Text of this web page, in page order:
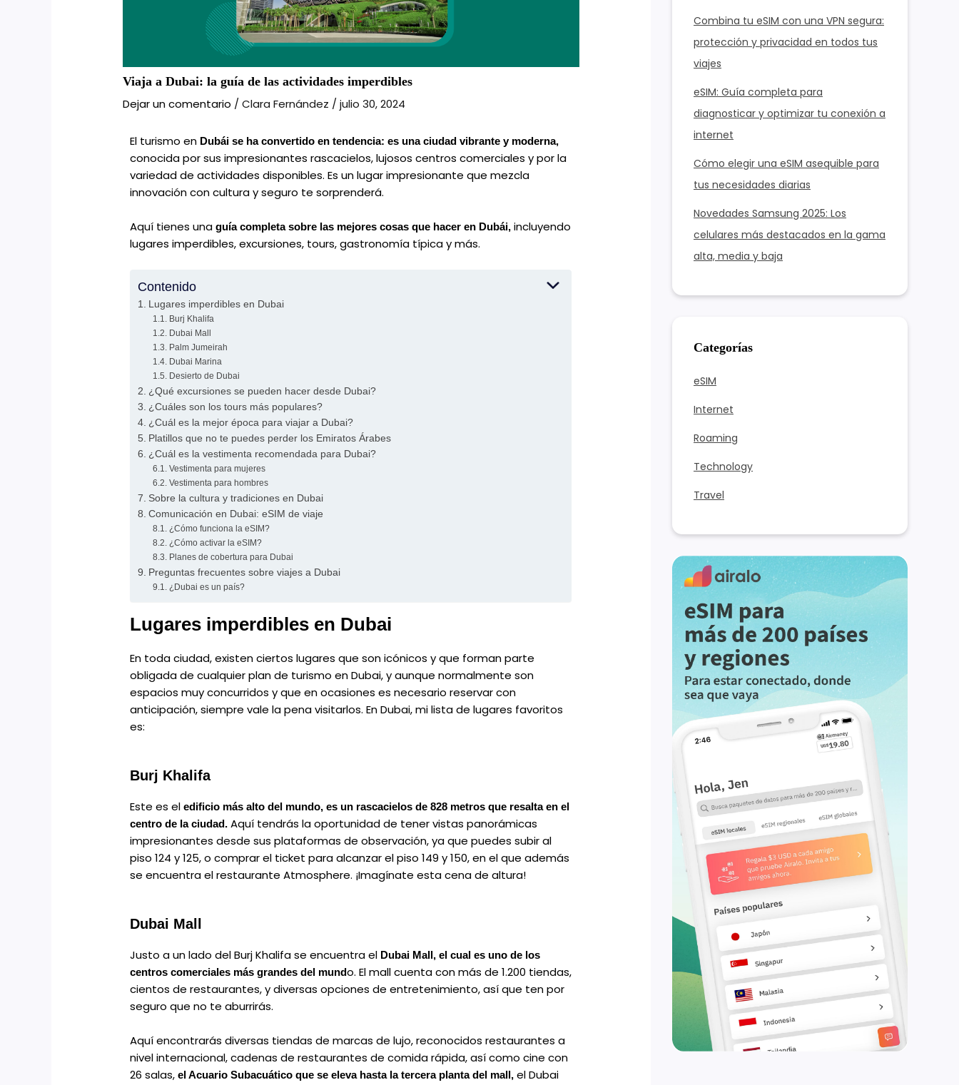
Viaja a Dubai: la guía de las actividades imperdibles
Dejar un comentario /Clara Fernández /julio 30, 2024
El turismo en Dubái se ha convertido en tendencia: es una ciudad vibrante y moderna,
conocida por sus impresionantes rascacielos, lujosos centros comerciales y por la
variedad de actividades disponibles. Es un lugar impresionante que mezcla
innovación con cultura y seguro te sorprenderá.
Aquí tienes unaguía completa sobre las mejores cosas que hacer en Dubái, incluyendo
lugares imperdibles, excursiones, tours, gastronomía típica y más.
Contenido
Lugares imperdibles en Dubai
Burj Khalifa
Dubai Mall
Palm Jumeirah
Dubai Marina
Desierto de Dubai
¿Qué excursiones se pueden hacer desde Dubai?
¿Cuáles son los tours más populares?
¿Cuál es la mejor época para viajar a Dubai?
Platillos que no te puedes perder los Emiratos Árabes
¿Cuál es la vestimenta recomendada para Dubai?
Vestimenta para mujeres
Vestimenta para hombres
Sobre la cultura y tradiciones en Dubai
Comunicación en Dubai: eSIM de viaje
¿Cómo funciona la eSIM?
¿Cómo activar la eSIM?
Planes de cobertura para Dubai
Preguntas frecuentes sobre viajes a Dubai
¿Dubai es un país?
Lugares imperdibles en Dubai
En toda ciudad, existen ciertos lugares que son icónicos y que forman parte
obligada de cualquier plan de turismo en Dubai, y aunque normalmente son
espacios muy concurridos y que en ocasiones es necesario reservar con
anticipación, siempre vale la pena visitarlos. En Dubai, mi lista de lugares favoritos
es:
Burj Khalifa
Este es eledificio más alto del mundo, es un rascacielos de 828 metros que resalta en el
centro de la ciudad. Aquí tendrás la oportunidad de tener vistas panorámicas
impresionantes desde sus plataformas de observación, ya que puedes subir al
piso 124 y 125, o comprar el ticket para alcanzar el piso 149 y 150, en el que además
se encuentra el restaurante Atmosphere. ¡Imagínate esta cena de altura!
Dubai Mall
Justo a un lado del Burj Khalifa se encuentra el Dubai Mall, el cual es uno de los
centros comerciales más grandes del mundo. El mall cuenta con más de 1.200 tiendas,
cientos de restaurantes, y diversas opciones de entretenimiento, así que ten por
seguro que no te aburrirás.
Aquí encontrarás diversas tiendas de marcas de lujo, reconocidos restaurantes a
nivel internacional, cadenas de restaurantes de comida rápida, así como cine con
26 salas,el Acuario Subacuático que se eleva hasta la tercera planta del mall, el Dubai
Combina tu eSIM con una VPN segura:
protección y privacidad en todos tus
viajes
eSIM: Guía completa para
diagnosticar y optimizar tu conexión a
internet
Cómo elegir una eSIM asequible para
tus necesidades diarias
Novedades Samsung 2025: Los
celulares más destacados en la gama
alta, media y baja
Categorías
eSIM
Internet
Roaming
Technology
Travel